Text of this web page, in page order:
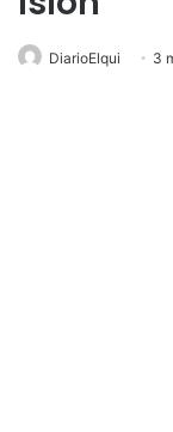
DiarioElqui 3